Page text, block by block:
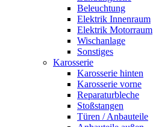
Beleuchtung
Elektrik Innenraum
Elektrik Motorraum
Wischanlage
Sonstiges
Karosserie
Karosserie hinten
Karosserie vorne
Reparaturbleche
Stoßstangen
Türen / Anbauteile